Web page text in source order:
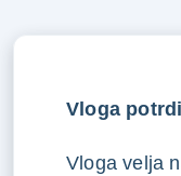
Vloga
Vloga velja